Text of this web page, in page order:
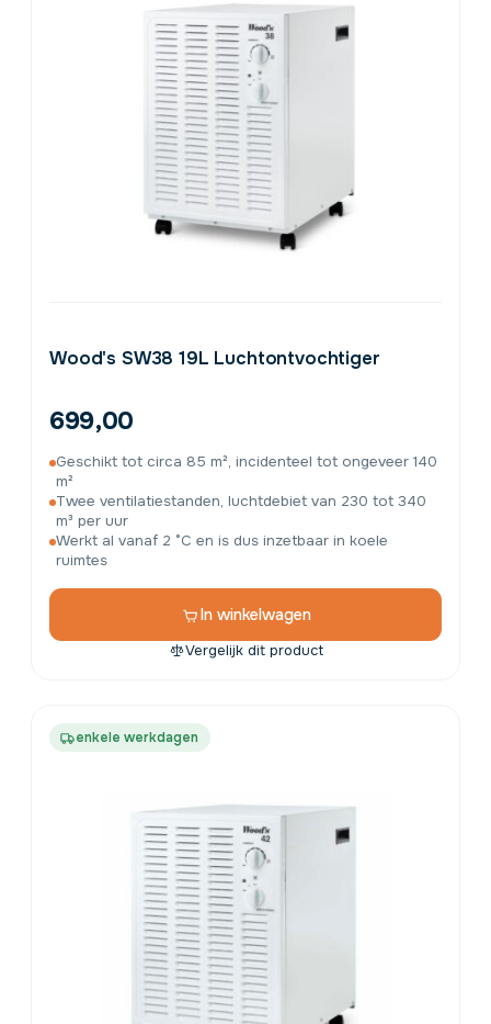
Wood's SW38 19L Luchtontvochtiger
699,00
Geschikt tot circa 85 m², incidenteel tot ongeveer 140
m²
Twee ventilatiestanden, luchtdebiet van 230 tot 340
m³ per uur
Werkt al vanaf 2 °C en is dus inzetbaar in koele
ruimtes
In winkelwagen
Vergelijk dit product
enkele werkdagen